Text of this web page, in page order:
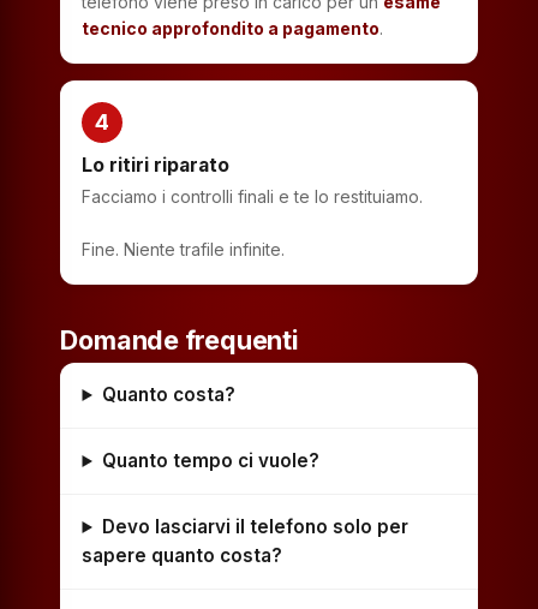
tecnico approfondito a pagamento.
4
Lo ritiri riparato
Facciamo i controlli finali e te lo restituiamo.
Fine. Niente trafile infinite.
Domande frequenti
Quanto costa?
Quanto tempo ci vuole?
Devo lasciarvi il telefono solo per
sapere quanto costa?